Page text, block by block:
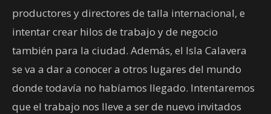
productores y directores de talla internacional, e
intentar crear hilos de trabajo y de negocio
también para la ciudad. Además, el Isla Calavera
se va a dar a conocer a otros lugares del mundo
donde todavía no habíamos llegado. Intentaremos
que el trabajo nos lleve a ser de nuevo invitados